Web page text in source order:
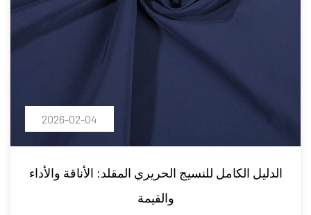
2026-02-04
الدليل الكامل للنسيج الحريري المقلد: الأناقة والأداء
والقيمة